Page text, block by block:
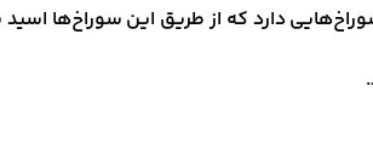
دارد که از طریق این سوراخ‌ها